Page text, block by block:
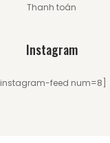
Thanh toán
Instagram
[instagram-feed num=8]